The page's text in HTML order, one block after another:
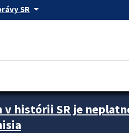
SR arrow_drop_down
v histórii SR je